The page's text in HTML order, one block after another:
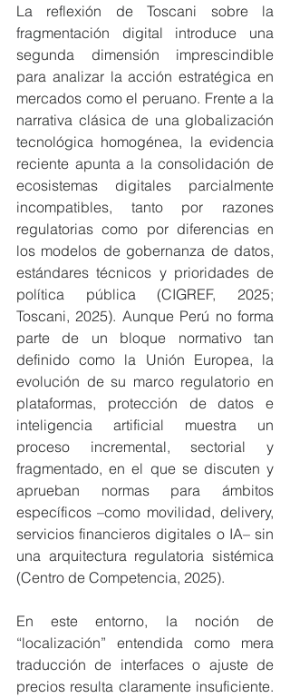
La reflexión de Toscani sobre la
fragmentación digital introduce una
segunda dimensión imprescindible
para analizar la acción estratégica en
mercados como el peruano. Frente a la
narrativa clásica de una globalización
tecnológica homogénea, la evidencia
reciente apunta a la consolidación de
ecosistemas digitales parcialmente
incompatibles, tanto por razones
regulatorias como por diferencias en
los modelos de gobernanza de datos,
estándares técnicos y prioridades de
política pública (CIGREF, 2025;
Toscani, 2025). Aunque Perú no forma
parte de un bloque normativo tan
definido como la Unión Europea, la
evolución de su marco regulatorio en
plataformas, protección de datos e
inteligencia artificial muestra un
proceso incremental, sectorial y
fragmentado, en el que se discuten y
aprueban normas para ámbitos
específicos –como movilidad, delivery,
servicios financieros digitales o IA– sin
una arquitectura regulatoria sistémica
(Centro de Competencia, 2025).
En este entorno, la noción de
“localización” entendida como mera
traducción de interfaces o ajuste de
precios resulta claramente insuficiente.